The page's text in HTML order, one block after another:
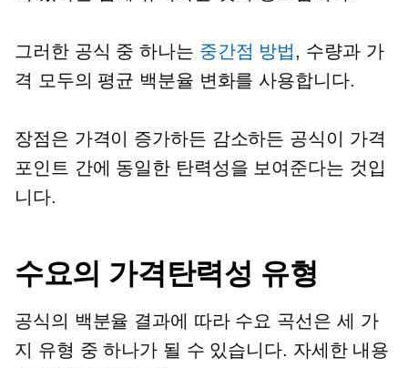
그러한 공식 중 하나는 중간점 방법, 수량과 가
격 모두의 평균 백분율 변화를 사용합니다.
장점은 가격이 증가하든 감소하든 공식이 가격
포인트 간에 동일한 탄력성을 보여준다는 것입
니다.
수요의 가격탄력성 유형
공식의 백분율 결과에 따라 수요 곡선은 세 가
지 유형 중 하나가 될 수 있습니다. 자세한 내용